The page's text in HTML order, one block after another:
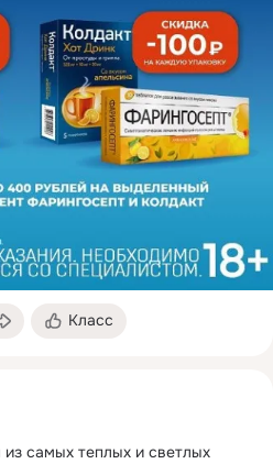
Класс
самых теплых и светлых